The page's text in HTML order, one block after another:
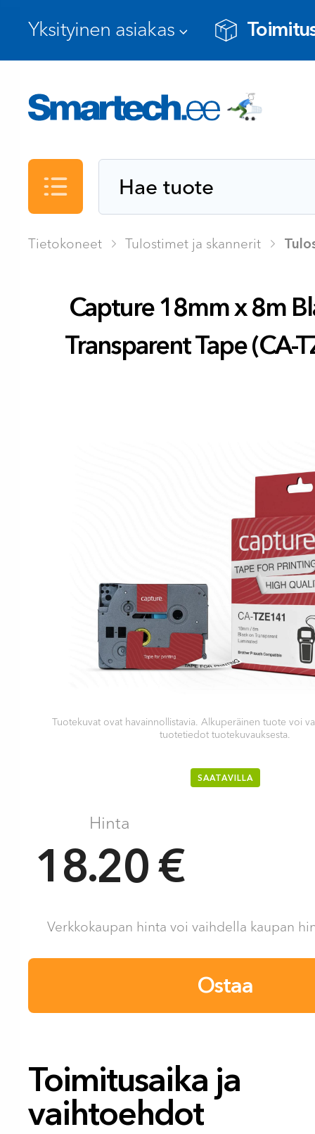
Luettelo
Tietokoneet Tulostimet ja skannerit
Capture 18mm x 8m
Transparent Tape (CA-
Tuotekuvat ovat havainnollistavia. Alkuperäinen tuote voi
tuotetiedot tuotekuvauksesta.
SAATAVILLA
Hinta
18.20 €
Verkkokaupan hinta voi vaihdella kaupan
Ostaa
Toimitusaika ja
vaihtoehdot